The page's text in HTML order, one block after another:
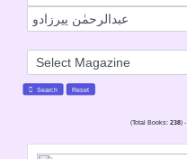
Search Reset
(Total Books: 238) -